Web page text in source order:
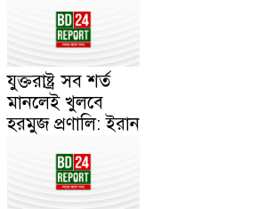
যুক্তরাষ্ট্র সব শর্ত
মানলেই খুলবে
হরমুজ প্রণালি: ইরান